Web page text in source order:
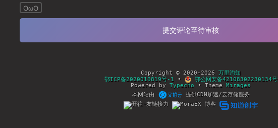
OωO
Copyright © 2020-2026 万里淘知
鄂ICP备2020016819号-1 •
鄂公网安备42108302230134号
Powered by Typecho • Theme Mirages
本网站由
提供CDN加速/云存储服务